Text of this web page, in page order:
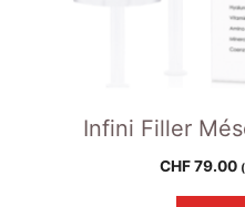
Infini Filler
CHF79.00 (